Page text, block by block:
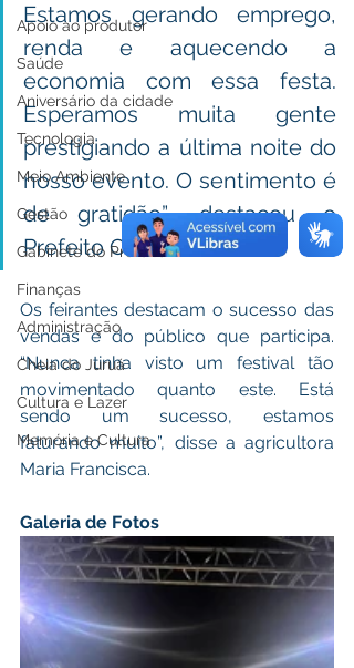
Apoio ao produtor
Saúde
Aniversário da cidade
Tecnologia
Meio Ambiente
Gestão
Gabinete do Prefeito
Finanças
Administração
Cheia do Juruá
Cultura e Lazer
Memória e Cultura
Estamos gerando emprego,
renda e aquecendo a
economia com essa festa.
Esperamos muita gente
prestigiando a última noite do
nosso evento. O sentimento é
de gratidão”, destacou o
Prefeito César Andrade.
Os feirantes destacam o sucesso das
vendas e do público que participa.
“Nunca tinha visto um festival tão
movimentado quanto este. Está
sendo um sucesso, estamos
faturando muito”, disse a agricultora
Maria Francisca.
Galeria de Fotos